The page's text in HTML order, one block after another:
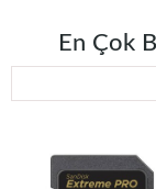
En Çok